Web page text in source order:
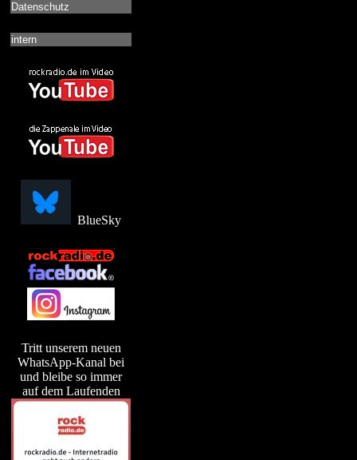
Datenschutz
intern
BlueSky
Tritt unserem neuen
WhatsApp-Kanal bei
und bleibe so immer
auf dem Laufenden